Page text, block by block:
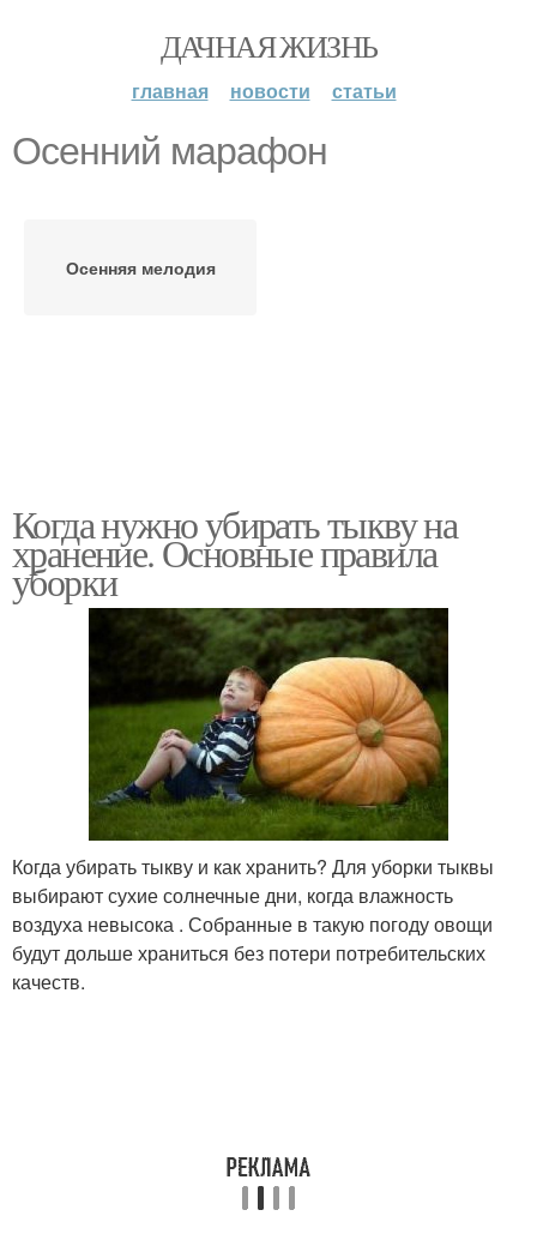
ДАЧНАЯ ЖИЗНЬ
главная новости статьи
Осенний марафон
Осенняя мелодия
Когда нужно убирать тыкву на
хранение. Основные правила
уборки
Когда убирать тыкву и как хранить? Для уборки тыквы
выбирают сухие солнечные дни, когда влажность
воздуха невысока . Собранные в такую погоду овощи
будут дольше храниться без потери потребительских
качеств.